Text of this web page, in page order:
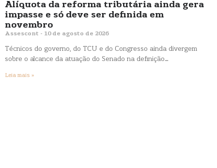
Alíquota da reforma tributária ainda gera
impasse e só deve ser definida em
novembro
Assescont 10 de agosto de 2026
Técnicos do governo, do TCU e do Congresso ainda divergem
sobre o alcance da atuação do Senado na definição…
Leia mais »